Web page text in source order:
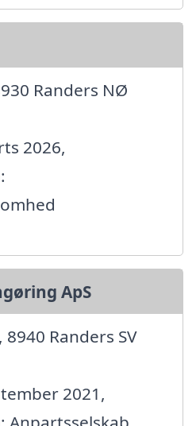
Randers NØ
2026,
ApS
Randers SV
2021,